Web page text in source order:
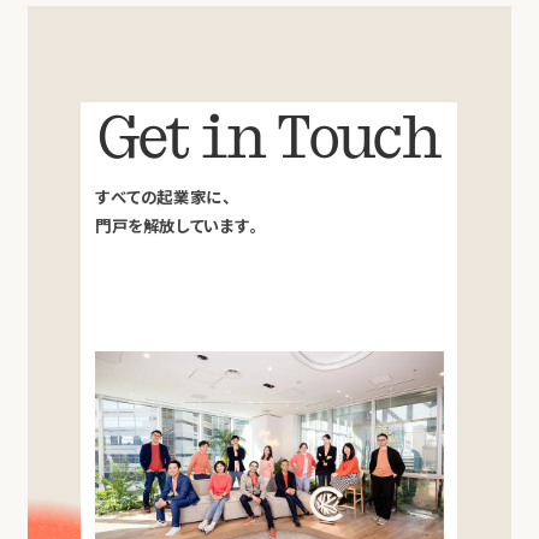
Get in Touch
すべての起業家に、
門戸を解放しています。